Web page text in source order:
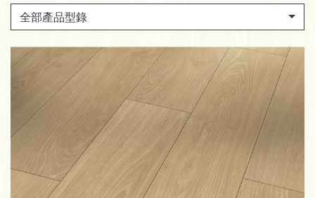
全部產品型錄